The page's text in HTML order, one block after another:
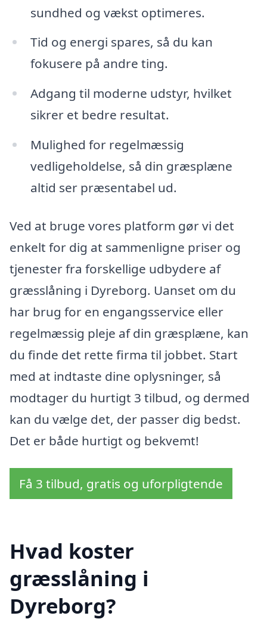
sundhed og vækst optimeres.
Tid og energi spares, så du kan
fokusere på andre ting.
Adgang til moderne udstyr, hvilket
sikrer et bedre resultat.
Mulighed for regelmæssig
vedligeholdelse, så din græsplæne
altid ser præsentabel ud.
Ved at bruge vores platform gør vi det
enkelt for dig at sammenligne priser og
tjenester fra forskellige udbydere af
græsslåning i Dyreborg. Uanset om du
har brug for en engangsservice eller
regelmæssig pleje af din græsplæne, kan
du finde det rette firma til jobbet. Start
med at indtaste dine oplysninger, så
modtager du hurtigt 3 tilbud, og dermed
kan du vælge det, der passer dig bedst.
Det er både hurtigt og bekvemt!
Få 3 tilbud, gratis og uforpligtende
Hvad koster
græsslåning i
Dyreborg?